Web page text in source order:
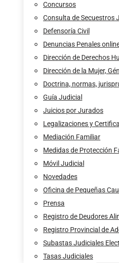
Concursos
Consulta de Secuestros
Defensoría Civil
Denuncias Penales
Dirección de Derechos
Dirección de la Mujer,
Doctrina, normas,
Guía Judicial
Juicios por Jurados
Legalizaciones y
Mediación Familiar
Medidas de Protección
Móvil Judicial
Novedades
Oficina de Pequeñas
Prensa
Registro de Deudores
Registro Provincial de
Subastas Judiciales
Tasas Judiciales